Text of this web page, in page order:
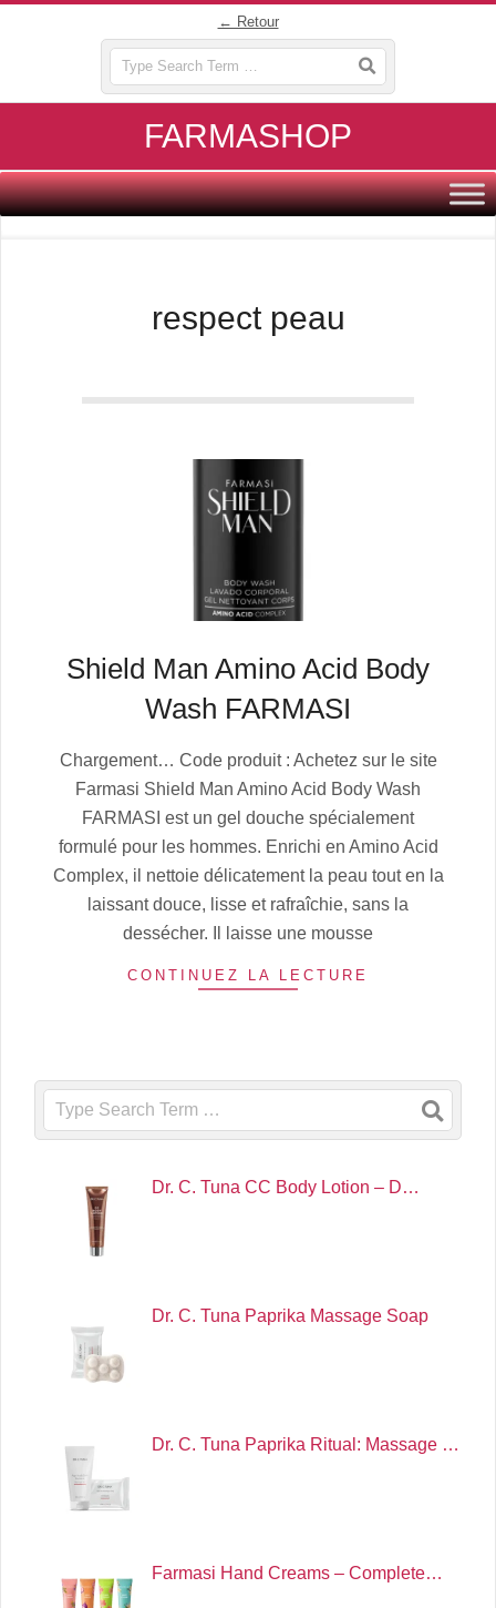
← Retour
FARMASHOP
Primary
Navigation
respect peau
Shield Man Amino Acid Body
Wash FARMASI
07-
Chargement… Code produit : Achetez sur le site
Farmasi Shield Man Amino Acid Body Wash
FARMASI est un gel douche spécialement
formulé pour les hommes. Enrichi en Amino Acid
Complex, il nettoie délicatement la peau tout en la
laissant douce, lisse et rafraîchie, sans la
dessécher. Il laisse une mousse
CONTINUEZ LA LECTURE
Search
Dr. C. Tuna CC Body Lotion – D…
Dr. C. Tuna Paprika Massage Soap
Dr. C. Tuna Paprika Ritual: Massage …
Farmasi Hand Creams – Complete…